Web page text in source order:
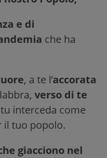
e di
che ha
, a te l’accorata
verso di te
interceda come
il tuo popolo.
giacciono nel